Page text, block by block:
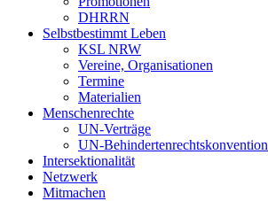
DHRRN
Selbstbestimmt Leben
KSL NRW
Vereine, Organisationen
Termine
Materialien
Menschenrechte
UN-Verträge
UN-Behindertenrechtskonvention
Intersektionalität
Netzwerk
Mitmachen